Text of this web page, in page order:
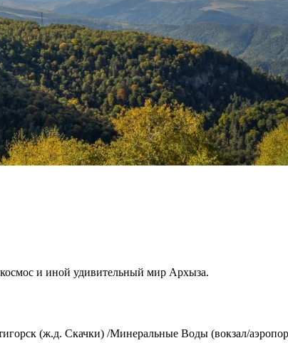
и иной удивительный мир Архыза.
(ж.д. Скачки) /Минеральные Воды (вокзал/